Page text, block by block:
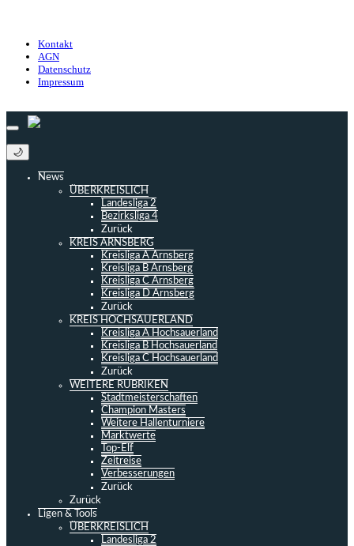
Kontakt
AGN
Datenschutz
Impressum
🌙
News
ÜBERKREISLICH
Landesliga 2
Bezirksliga 4
Zurück
KREIS ARNSBERG
Kreisliga A Arnsberg
Kreisliga B Arnsberg
Kreisliga C Arnsberg
Kreisliga D Arnsberg
Zurück
KREIS HOCHSAUERLAND
Kreisliga A Hochsauerland
Kreisliga B Hochsauerland
Kreisliga C Hochsauerland
Zurück
WEITERE RUBRIKEN
Stadtmeisterschaften
Champion Masters
Weitere Hallenturniere
Marktwerte
Top-Elf
Zeitreise
Verbesserungen
Zurück
Zurück
Ligen & Tools
ÜBERKREISLICH
Landesliga 2